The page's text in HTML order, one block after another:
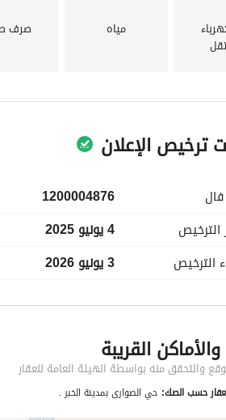
مياه صرف
ترخيص الإعلان
فال
1200004876
الترخيص
4 يونيو 2025
الترخيص 3 يونيو 2026
مسؤول الإعلان
- القريبة
والتحقق منه بواسطة الهيئة العامة للعقار
حسب الصك: حي الصوارى بمدينة الخبر .